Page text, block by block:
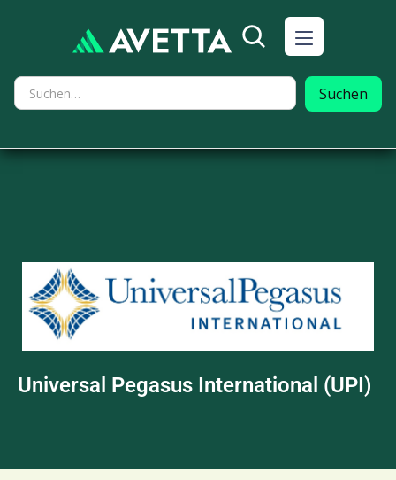
Universal Pegasus International (UPI)